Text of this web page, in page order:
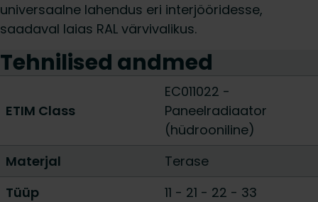
universaalne lahendus eri interjööridesse,
saadaval laias RAL värvivalikus.
Tehnilised andmed
ETIM Class
EC011022 -
Paneelradiaator
(hüdrooniline)
Materjal
Terase
Tüüp
11 - 21 - 22 - 33